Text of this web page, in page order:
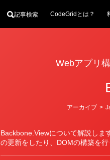
記事検索 CodeGridとは？
Webアプリ
Backbone.Viewについて解説しま
の更新をしたり、DOMの構築を行
カ
ー
アーカイブ >